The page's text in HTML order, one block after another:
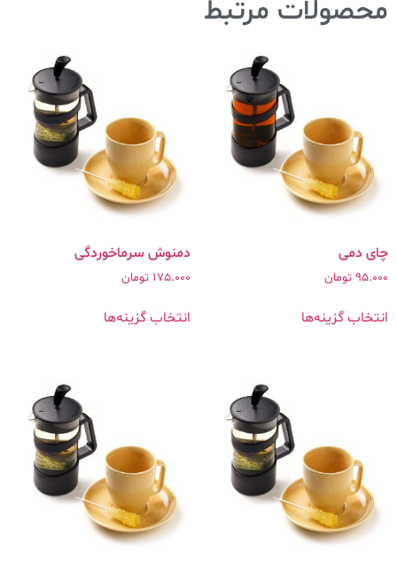
محصولات مرتبط
چای دمی
95.000 تومان
انتخاب گزینه‌ها
دمنوش سرماخوردگی
175.000 تومان
انتخاب گزینه‌ها